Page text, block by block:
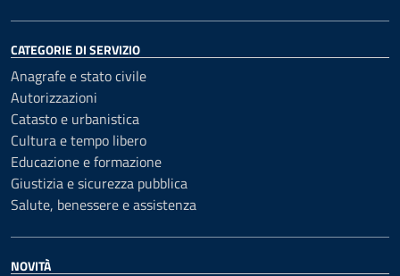
CATEGORIE DI SERVIZIO
Anagrafe e stato civile
Autorizzazioni
Catasto e urbanistica
Cultura e tempo libero
Educazione e formazione
Giustizia e sicurezza pubblica
Salute, benessere e assistenza
NOVITÀ